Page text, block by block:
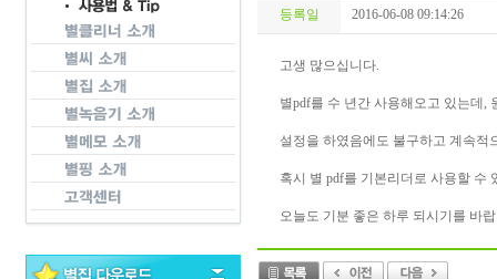
등록일 2016-06-08 09:14:26
고생 많으십니다.
별pdf를 수 년간 사용해오고 있는데,
설정을 하였음에도 불구하고 계속적
혹시 별 pdf를 기본리더로 사용할 수
오늘도 기분 좋은 하루 되시기를 바